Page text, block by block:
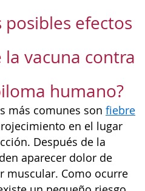
posibles efectos
vacuna contra
humano?
más comunes son fiebre
en el lugar
Después de la
aparecer dolor de
muscular. Como ocurre